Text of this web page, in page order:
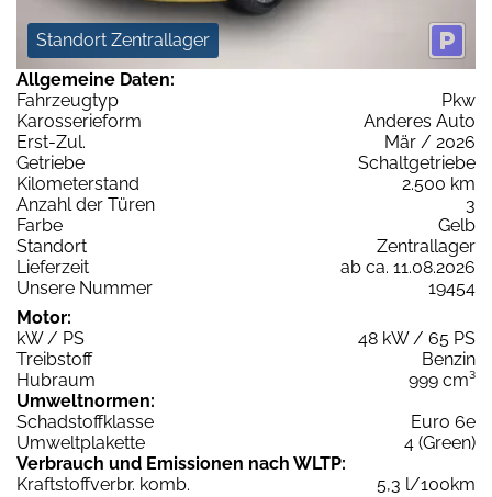
Standort Zentrallager
Allgemeine Daten:
Fahrzeugtyp
Pkw
Karosserieform
Anderes Auto
Erst-Zul.
Mär / 2026
Getriebe
Schaltgetriebe
Kilometerstand
2.500 km
Anzahl der Türen
3
Farbe
Gelb
Standort
Zentrallager
Lieferzeit
ab ca. 11.08.2026
Unsere Nummer
19454
Motor:
kW / PS
48 kW / 65 PS
Treibstoff
Benzin
Hubraum
999 cm³
Umweltnormen:
Schadstoffklasse
Euro 6e
Umweltplakette
4 (Green)
Verbrauch und Emissionen nach WLTP:
Kraftstoffverbr. komb.
5,3 l/100km